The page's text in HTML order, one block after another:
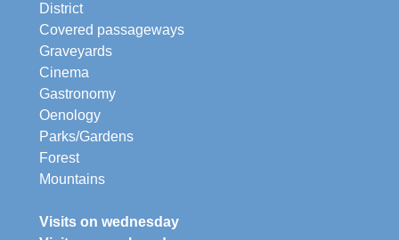
District
Covered passageways
Graveyards
Cinema
Gastronomy
Oenology
Parks/Gardens
Forest
Mountains
Visits on wednesday